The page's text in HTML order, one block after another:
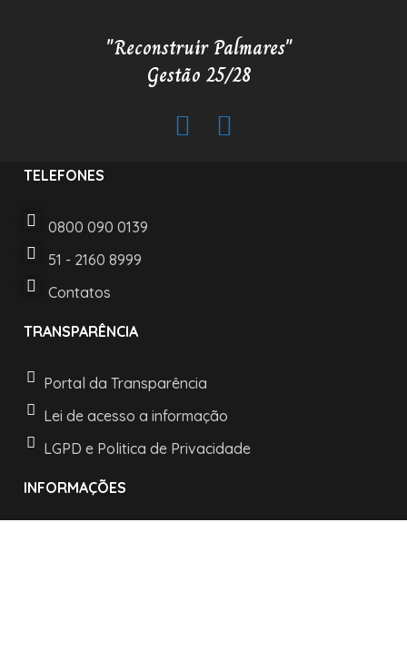
"Reconstruir Palmares"
Gestão 25/28
TELEFONES
0800 090 0139
51 - 2160 8999
Contatos
TRANSPARÊNCIA
Portal da Transparência
Lei de acesso a informação
LGPD e Politica de Privacidade
INFORMAÇÕES